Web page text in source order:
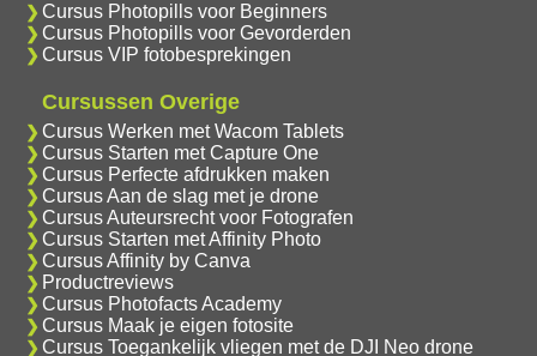
Cursus Photopills voor Beginners
Cursus Photopills voor Gevorderden
Cursus VIP fotobesprekingen
Cursussen Overige
Cursus Werken met Wacom Tablets
Cursus Starten met Capture One
Cursus Perfecte afdrukken maken
Cursus Aan de slag met je drone
Cursus Auteursrecht voor Fotografen
Cursus Starten met Affinity Photo
Cursus Affinity by Canva
Productreviews
Cursus Photofacts Academy
Cursus Maak je eigen fotosite
Cursus Toegankelijk vliegen met de DJI Neo drone